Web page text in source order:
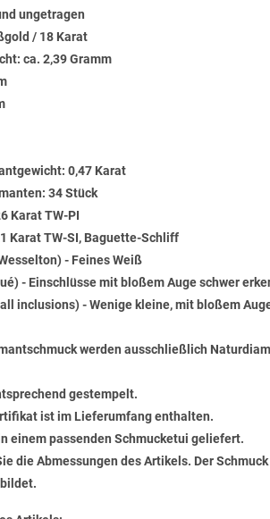
ungetragen
/ 18 Karat
ca. 2,39 Gramm
0,47 Karat
34 Stück
Karat TW-PI
Karat TW-SI, Baguette-Schliff
- Feines Weiß
- Einschlüsse mit bloßem Auge schwer
inclusions) - Wenige kleine, mit bloßem
werden ausschließlich
gestempelt.
ist im Lieferumfang enthalten.
einem passenden Schmucketui geliefert.
die Abmessungen des Artikels. Der